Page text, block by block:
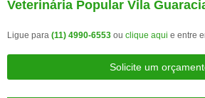
Veterinária Popular Vila
Ligue para (11) 4990-6553 ou clique aqui e entre
Solicite um